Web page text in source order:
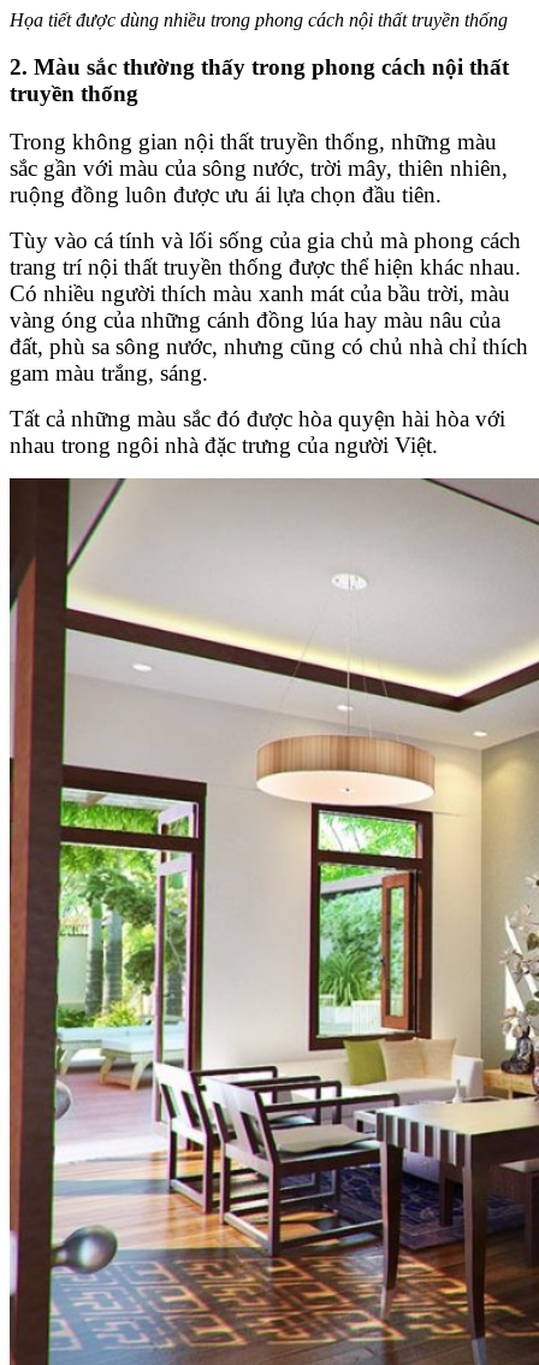
Họa tiết được dùng nhiều trong phong cách nội thất truyền thống
2. Màu sắc thường thấy trong phong cách nội thất
truyền thống
Trong không gian nội thất truyền thống, những màu
sắc gần với màu của sông nước, trời mây, thiên nhiên,
ruộng đồng luôn được ưu ái lựa chọn đầu tiên.
Tùy vào cá tính và lối sống của gia chủ mà phong cách
trang trí nội thất truyền thống được thể hiện khác nhau.
Có nhiều người thích màu xanh mát của bầu trời, màu
vàng óng của những cánh đồng lúa hay màu nâu của
đất, phù sa sông nước, nhưng cũng có chủ nhà chỉ thích
gam màu trắng, sáng.
Tất cả những màu sắc đó được hòa quyện hài hòa với
nhau trong ngôi nhà đặc trưng của người Việt.